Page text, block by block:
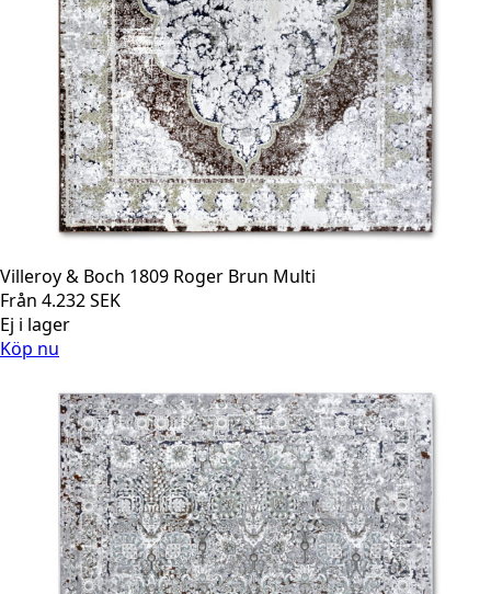
Villeroy & Boch 1809 Roger Brun Multi
Från 4.232SEK
Ej i lager
Köp nu